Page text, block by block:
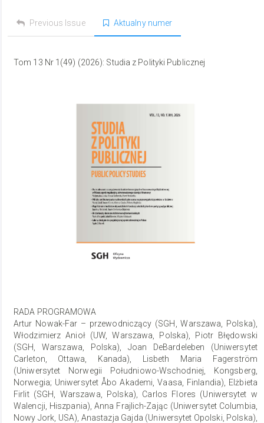
Previous Issue Aktualny numer
Tom 13 Nr 1(49) (2026): Studia z Polityki Publicznej
RADA PROGRAMOWA
Artur Nowak-Far – przewodniczący (SGH, Warszawa, Polska),
Włodzimierz Anioł (UW, Warszawa, Polska), Piotr Błędowski
(SGH, Warszawa, Polska), Joan DeBardeleben (Uniwersytet
Carleton, Ottawa, Kanada), Lisbeth Maria Fagerström
(Uniwersytet Norwegii Południowo-Wschodniej, Kongsberg,
Norwegia; Uniwersytet Åbo Akademi, Vaasa, Finlandia), Elżbieta
Firlit (SGH, Warszawa, Polska), Carlos Flores (Uniwersytet w
Walencji, Hiszpania), Anna Frajlich-Zając (Uniwersytet Columbia,
Nowy Jork, USA), Anastazja Gajda (Uniwersytet Opolski, Polska),